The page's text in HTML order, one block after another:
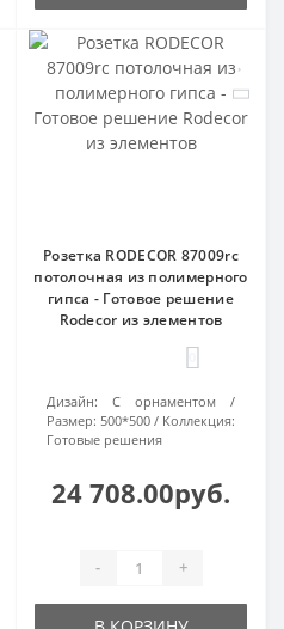
Розетка RODECOR 87009rc
потолочная из полимерного
гипса - Готовое решение
Rodecor из элементов
Дизайн:
С орнаментом
Размер: 500*500
Коллекция:
Готовые решения
24 708.00руб.
- +